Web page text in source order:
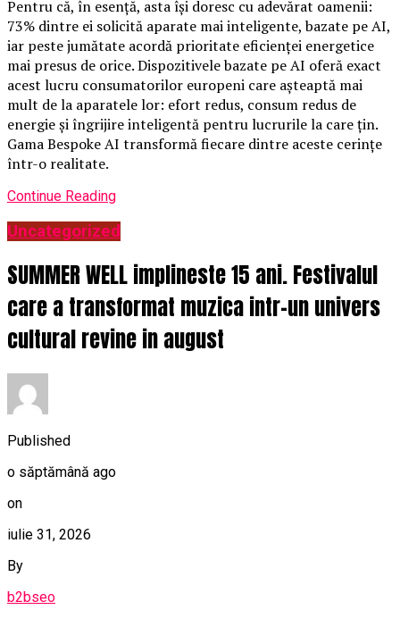
Pentru că, în esență, asta își doresc cu adevărat oamenii:
73% dintre ei solicită aparate mai inteligente, bazate pe AI,
iar peste jumătate acordă prioritate eficienței energetice
mai presus de orice. Dispozitivele bazate pe AI oferă exact
acest lucru consumatorilor europeni care așteaptă mai
mult de la aparatele lor: efort redus, consum redus de
energie și îngrijire inteligentă pentru lucrurile la care țin.
Gama Bespoke AI transformă fiecare dintre aceste cerințe
într-o realitate.
Continue Reading
Uncategorized
SUMMER WELL implineste 15 ani. Festivalul
care a transformat muzica intr-un univers
cultural revine in august
Published
o săptămână ago
on
iulie 31, 2026
By
b2bseo